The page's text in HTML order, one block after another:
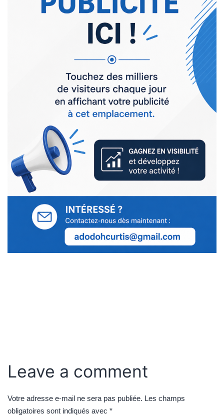
Leave a comment
Votre adresse e-mail ne sera pas publiée. Les champs
obligatoires sont indiqués avec *